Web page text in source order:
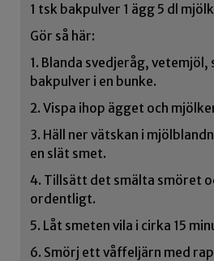
1 tsk bakpulver 1 ägg 5 dl
Gör så här:
1. Blanda svedjeråg, vetemjöl,
bakpulver i en bunke.
2. Vispa ihop ägget och
3. Häll ner vätskan i
en slät smet.
4. Tillsätt det smälta smöret
ordentligt.
5. Låt smeten vila i cirka 15
6. Smörj ett våffeljärn med